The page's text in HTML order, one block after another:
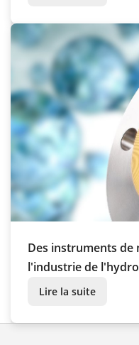
Des instruments de
l'industrie de
Lire la suite